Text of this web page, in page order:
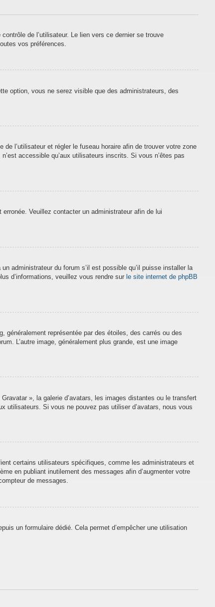
de l’utilisateur. Le lien vers ce dernier se trouve
vos préférences.
option, vous ne serez visible que des administrateurs, des
l’utilisateur et régler le fuseau horaire afin de trouver votre zone
accessible qu’aux utilisateurs inscrits. Si vous n’êtes pas
Veuillez contacter un administrateur afin de lui
administrateur du forum s’il est possible qu’il puisse installer la
d’informations, veuillez vous rendre sur le site internet de phpBB
généralement représentée par des étoiles, des carrés ou des
L’autre image, généralement plus grande, est une image
», la galerie d’avatars, les images distantes ou le transfert
utilisateurs. Si vous ne pouvez pas utiliser d’avatars, nous vous
certains utilisateurs spécifiques, comme les administrateurs et
en publiant inutilement des messages afin d’augmenter votre
de messages.
un formulaire dédié. Cela permet d’empêcher une utilisation